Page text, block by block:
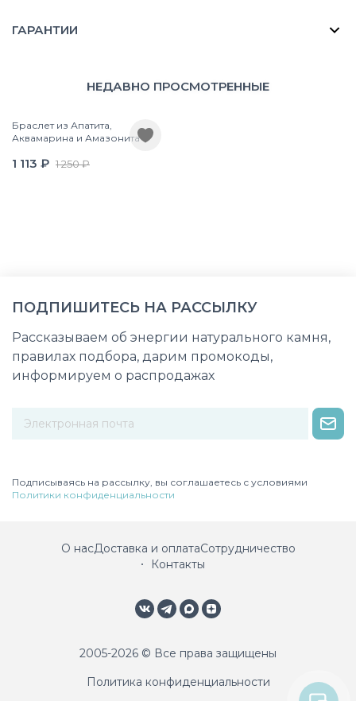
ГАРАНТИИ
НЕДАВНО ПРОСМОТРЕННЫЕ
Браслет из Апатита,
Аквамарина и Амазонита
1 113 ₽ 1 250 ₽
ПОДПИШИТЕСЬ НА РАССЫЛКУ
Рассказываем об энергии натурального камня,
правилах подбора, дарим промокоды,
информируем о распродажах
Подписываясь на рассылку, вы соглашаетесь с условиями
Политики конфиденциальности
О насДоставка и оплатаСотрудничество
Контакты
2005-2026 © Все права защищены
Политика конфиденциальности